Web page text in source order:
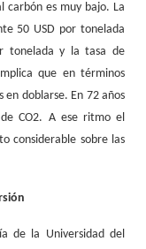
carbón es muy bajo. La
50 USD por tonelada
tonelada y la tasa de
que en términos
en doblarse. En 72 años
CO2. A ese ritmo el
considerable sobre las
de la Universidad del